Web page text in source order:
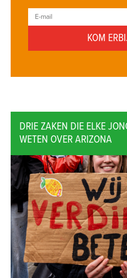
DRIE ZAKEN DIE ELKE
WETEN OVER ARIZONA